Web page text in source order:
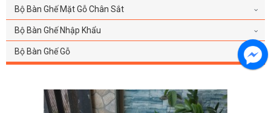
Bộ Bàn Ghế Mặt Gỗ Chân Sắt
Bộ Bàn Ghế Nhập Khẩu
Bộ Bàn Ghế Gỗ